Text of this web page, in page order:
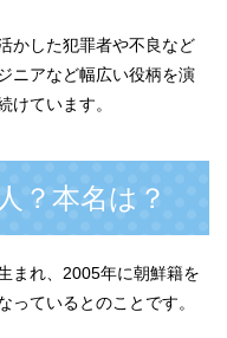
かした犯罪者や不良など
ニアなど幅広い役柄を演
けています。
？本名は？
まれ、2005年に朝鮮籍を
っているとのことです。